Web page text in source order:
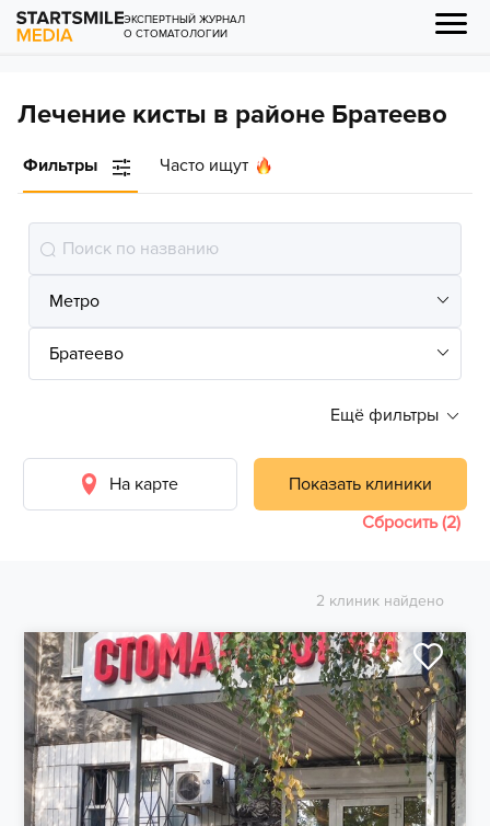
ЭКСПЕРТНЫЙ ЖУРНАЛ
О СТОМАТОЛОГИИ
Лечение кисты в районе Братеево
Фильтры Часто ищут
Ещё фильтры
На карте
Показать клиники
Сбросить (2)
2 клиник найдено